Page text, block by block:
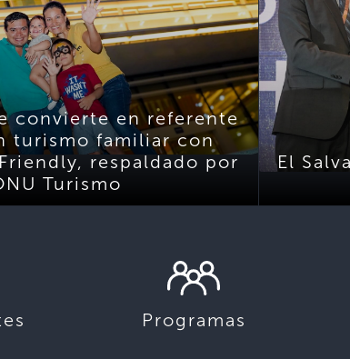
convierte en referente
turismo familiar con
respaldado por
Turismo
El
Programas